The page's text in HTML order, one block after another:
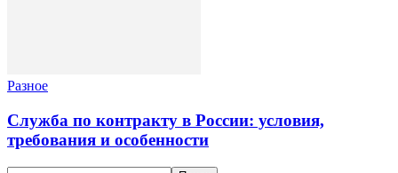
Разное
Служба по контракту в России: условия,
требования и особенности